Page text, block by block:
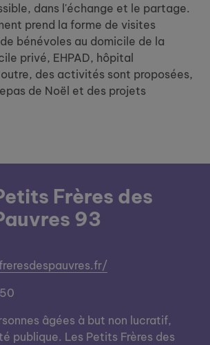
dans l'échange et le partage.
prend la forme de visites
bénévoles au domicile de la
privé, EHPAD, hôpital
des activités sont proposées,
de Noël et des projets
Frères des
93
âgées à but non lucratif,
publique. Les Petits Frères des